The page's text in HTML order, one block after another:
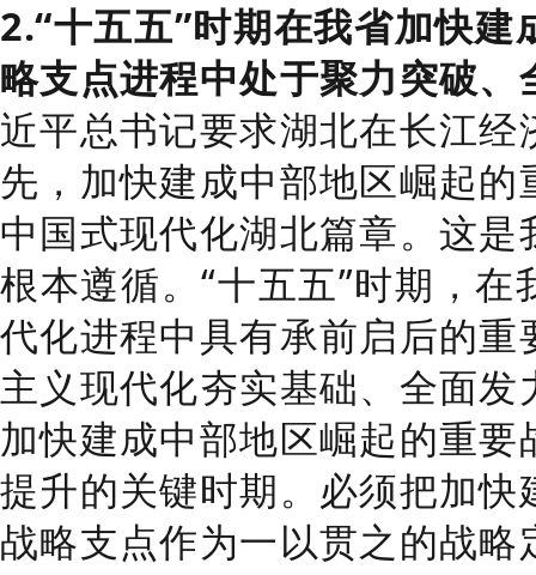
2.“十五五”时期在我省加快建
略支点进程中处于聚力突破、
近平总书记要求湖北在长江
先，加快建成中部地区崛起
中国式现代化湖北篇章。这
根本遵循。“十五五”时期，在
代化进程中具有承前启后的
主义现代化夯实基础、全面
加快建成中部地区崛起的重
提升的关键时期。必须把加
战略支点作为一以贯之的战